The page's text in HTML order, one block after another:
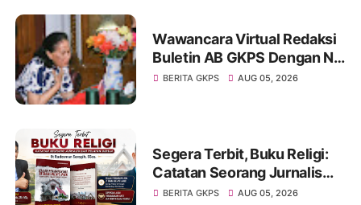
Wawancara Virtual Redaksi
Buletin AB GKPS Dengan Ny
St RK Purba Pakpak Boru
BERITA GKPS AUG 05, 2026
Segera Terbit, Buku Religi:
Catatan Seorang Jurnalis
dan Pelayan Gereja : St
BERITA GKPS AUG 05, 2026